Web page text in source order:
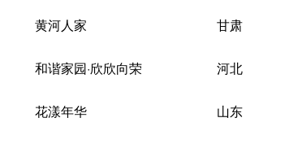
黄河人家 甘肃
和谐家园·欣欣向荣 河北
花漾年华 山东